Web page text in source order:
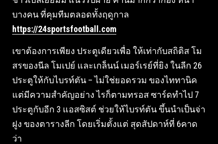
บางคน ที่คุมทีมตลอดทั้งฤดูกาล
https://24sportsfootball.com
เขาต้องการเพียง ประตูเดียวเพื่อ ให้เท่ากับสถิติส โม
สรของนีล โมเปย์ และเกล็นน์ เมอร์เรย์ที่ยิง ในลีก 26
ประตูให้กับไบรท์ตัน – ไม่ใช่ยอดรวม ของไททานิค
แต่มีความสําคัญอย่าง ไรก็ตามทรอส ซาร์ดทําไป 7
ประตูกับอีก 3 แอสซิสต์ ช่วยให้ไบรท์ตัน ขึ้นนําเป็นจ่า
ฝูง ของตารางลีก โดยเริ่มตั้งแต่ สุดสัปดาห์ที่ 6คาด
ว่า